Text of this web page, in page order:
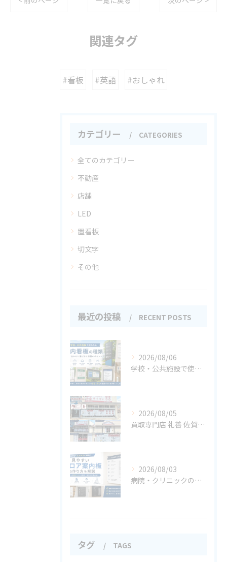
関連タグ
#看板 #英語 #おしゃれ
カテゴリー CATEGORIES
全てのカテゴリー
不動産
店舗
LED
置看板
切文字
その他
最近の投稿 RECENT POSTS
2026/08/06
学校・公共施設で使われる案内看板の種類
2026/08/05
買取専門店 礼善 佐賀嬉野店様
2026/08/03
病院・クリニックの案内サイン事例集
タグ TAGS